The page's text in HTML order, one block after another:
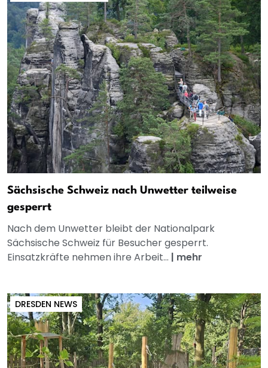
Sächsische Schweiz nach Unwetter teilweise
gesperrt
Nach dem Unwetter bleibt der Nationalpark
Sächsische Schweiz für Besucher gesperrt.
Einsatzkräfte nehmen ihre Arbeit... | mehr
DRESDEN NEWS